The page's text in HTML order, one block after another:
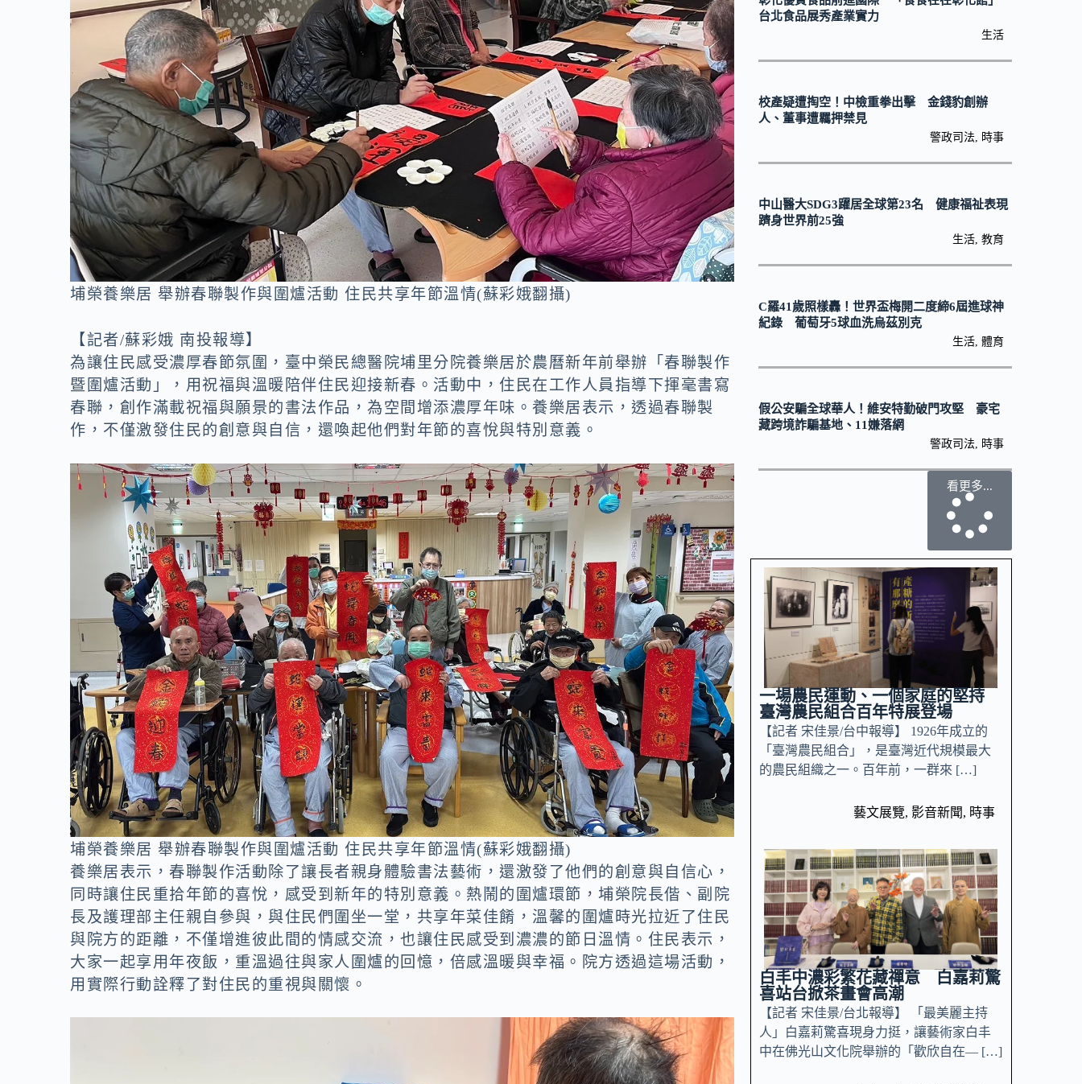
o
k
n
k
埔榮養樂居 舉辦春聯製作與圍爐活動 住民共享年節溫情(蘇彩娥翻攝)
【記者/蘇彩娥 南投報導】
為讓住民感受濃厚春節氛圍，臺中榮民總醫院埔里分院養樂居於農曆新年前舉辦「春聯製作
暨圍爐活動」，用祝福與溫暖陪伴住民迎接新春。活動中，住民在工作人員指導下揮毫書寫
春聯，創作滿載祝福與願景的書法作品，為空間增添濃厚年味。養樂居表示，透過春聯製
作，不僅激發住民的創意與自信，還喚起他們對年節的喜悅與特別意義。
埔榮養樂居 舉辦春聯製作與圍爐活動 住民共享年節溫情(蘇彩娥翻攝)
養樂居表示，春聯製作活動除了讓長者親身體驗書法藝術，還激發了他們的創意與自信心，
同時讓住民重拾年節的喜悅，感受到新年的特別意義。熱鬧的圍爐環節，埔榮院長偕、副院
長及護理部主任親自參與，與住民們圍坐一堂，共享年菜佳餚，溫馨的圍爐時光拉近了住民
與院方的距離，不僅增進彼此間的情感交流，也讓住民感受到濃濃的節日溫情。住民表示，
大家一起享用年夜飯，重溫過往與家人圍爐的回憶，倍感溫暖與幸福。院方透過這場活動，
用實際行動詮釋了對住民的重視與關懷。
台北食品展秀產業實力
生活
校產疑遭掏空！中檢重拳出擊 金錢豹創辦
人、董事遭羈押禁見
警政司法, 時事
中山醫大SDG3躍居全球第23名 健康福祉表現
躋身世界前25強
生活, 教育
C羅41歲照樣轟！世界盃梅開二度締6屆進球神
紀錄 葡萄牙5球血洗烏茲別克
生活, 體育
假公安騙全球華人！維安特勤破門攻堅 豪宅
藏跨境詐騙基地、11嫌落網
警政司法, 時事
看更多...
一場農民運動、一個家庭的堅持
臺灣農民組合百年特展登場
【記者 宋佳景/台中報導】 1926年成立的
「臺灣農民組合」，是臺灣近代規模最大
的農民組織之一。百年前，一群來 […]
藝文展覽, 影音新聞, 時事
白丰中濃彩繁花藏禪意 白嘉莉驚
喜站台掀茶畫會高潮
【記者 宋佳景/台北報導】 「最美麗主持
人」白嘉莉驚喜現身力挺，讓藝術家白丰
中在佛光山文化院舉辦的「歡欣自在— […]